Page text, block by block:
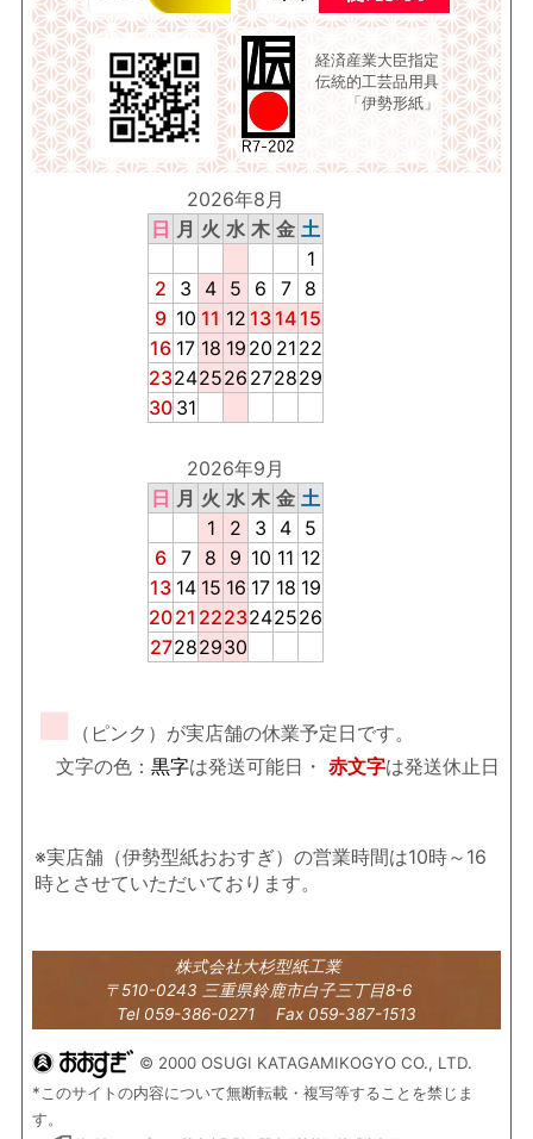
経済産業大臣指定
伝統的工芸品用具
「伊勢形紙」
2026年8月
日 月 火 水 木 金 土
1
2
3 4 5 6 7
8
9 10 11 12 13 14 15
16 17 18 19 20 21 22
23242526 272829
30 31
2026年9月
日 月 火 水 木 金 土
1
2 3 4 5
6 7 8 9 10 11 12
13 14 15 16 17 18 19
2021 2223242526
27282930
■
（ピンク）が実店舗の休業予定日です。
文字の色： 黒字は発送可能日・ 赤文字は発送休止日
※実店舗（伊勢型紙おおすぎ）の営業時間は10時～16
時とさせていただいております。
株式会社大杉型紙工業
〒510-0243 三重県鈴鹿市白子三丁目8-6
Tel 059-386-0271 Fax 059-387-1513
© 2000 OSUGI KATAGAMIKOGYO CO., LTD.
*このサイトの内容について無断転載・複写等することを禁じま
す。